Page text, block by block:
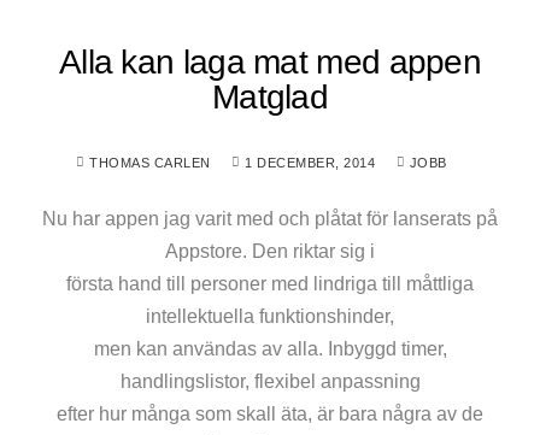
Alla kan laga mat med appen
Matglad
THOMAS CARLEN 1 DECEMBER, 2014 JOBB
Nu har appen jag varit med och plåtat för lanserats på
Appstore. Den riktar sig i
första hand till personer med lindriga till måttliga
intellektuella funktionshinder,
men kan användas av alla. Inbyggd timer,
handlingslistor, flexibel anpassning
efter hur många som skall äta, är bara några av de